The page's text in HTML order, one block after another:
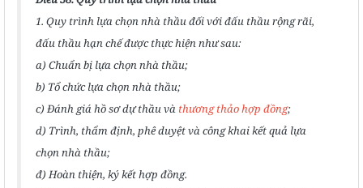
1. Quy trình lựa chọn nhà thầu đối với đấu thầu rộng rãi,
đấu thầu hạn chế được thực hiện như sau:
a) Chuẩn bị lựa chọn nhà thầu;
b) Tổ chức lựa chọn nhà thầu;
c) Đánh giá hồ sơ dự thầu và thương thảo hợp đồng;
d) Trình, thẩm định, phê duyệt và công khai kết quả lựa
chọn nhà thầu;
đ) Hoàn thiện, ký kết hợp đồng.